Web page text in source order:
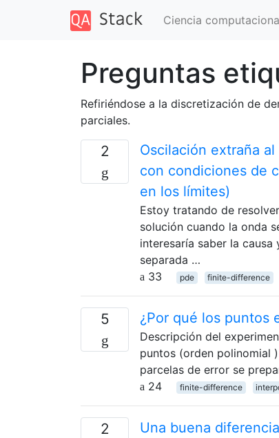
Ciencia
Preguntas
Refiriéndose a la discretización de
parciales.
2
Oscilación extraña
con condiciones de
en los límites)
Estoy tratando de
solución cuando la onda
interesaría saber la
separada …
33
pde finite-difference
5 ¿Por qué los puntos
Descripción del
puntos (orden polinomial
parcelas de error se
24
finite-difference
2 Una buena